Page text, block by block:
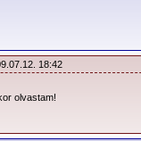
18:42
olvastam!